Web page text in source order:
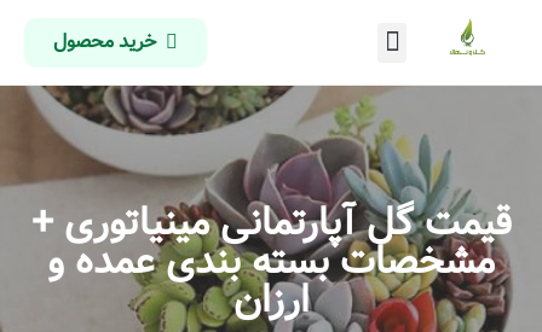
خرید محصول
قیمت گل آپارتمانی مینیاتوری +
مشخصات بسته بندی عمده و
ارزان